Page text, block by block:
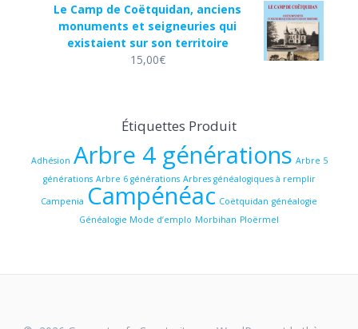
Le Camp de Coëtquidan, anciens
monuments et seigneuries qui
existaient sur son territoire
15,00€
Étiquettes Produit
Adhésion Arbre 4 générations Arbre 5
générations Arbre 6 générations Arbres généalogiques à remplir
Campenia Campénéac Coëtquidan généalogie
Généalogie Mode d’emplo Morbihan Ploërmel